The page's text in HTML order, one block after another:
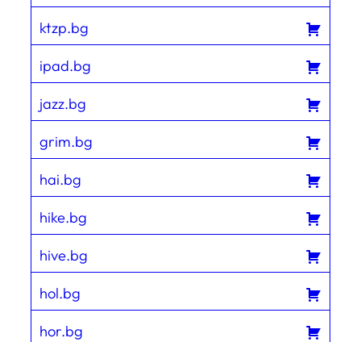
ktzp.bg
ipad.bg
jazz.bg
grim.bg
hai.bg
hike.bg
hive.bg
hol.bg
hor.bg